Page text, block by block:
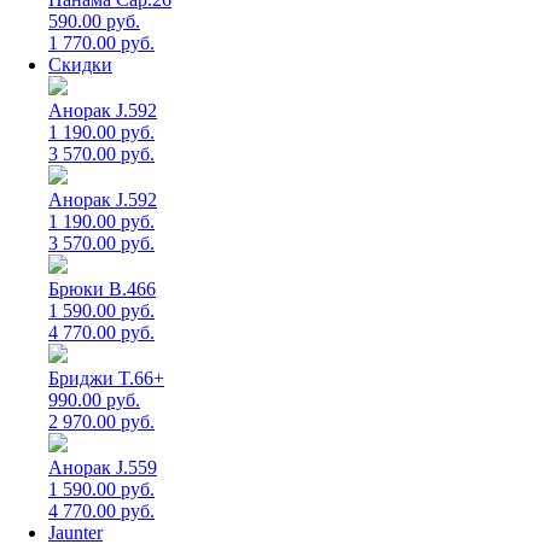
590.00 руб.
1 770.00 руб.
Скидки
Анорак J.592
1 190.00 руб.
3 570.00 руб.
Анорак J.592
1 190.00 руб.
3 570.00 руб.
Брюки B.466
1 590.00 руб.
4 770.00 руб.
Бриджи T.66+
990.00 руб.
2 970.00 руб.
Анорак J.559
1 590.00 руб.
4 770.00 руб.
Jaunter